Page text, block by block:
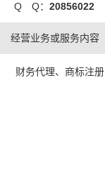
Q Q： 20856022
经营业务或服务内容
财务代理、商标注册